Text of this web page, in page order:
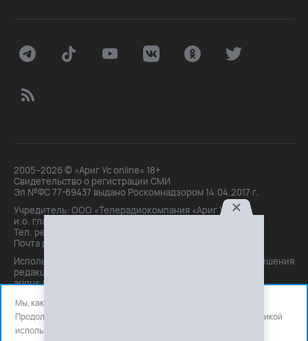
2005–2026 © «Ариг Ус online» 18+
Свидетельство о регистрации СМИ
Эл №ФС 77-69437 выдано Роскомнадзором 14.04.2017 г.
Учредитель: ООО «Телерадиокомпания «Ариг Ус»,
и.о. главного редактора: Маханова О.Б.
Тел. peдakции: +7(3012)21-30-14,
Почта peдakции: editor@arigus.tv
Использование материалов только с письменного разрешения
редакции. При цитировании прямая активная ссылка на
arigus.tv обязательна.
Мы, как и все используем файлы cookie и сервисы аналитики.
Продолжая использовать сайт, вы соглашаетесь с нашей
политикой
использования